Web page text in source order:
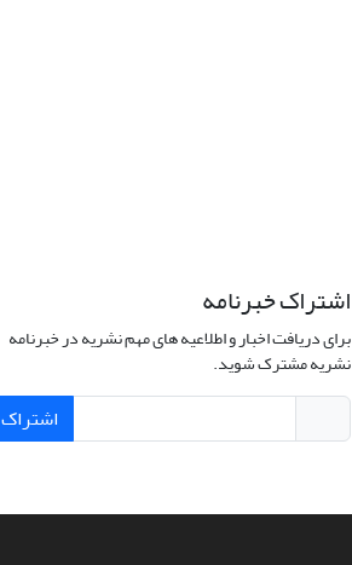
اشتراک خبرنامه
برای دریافت اخبار و اطلاعیه های مهم نشریه در خبرنامه
نشریه مشترک شوید.
اشتراک